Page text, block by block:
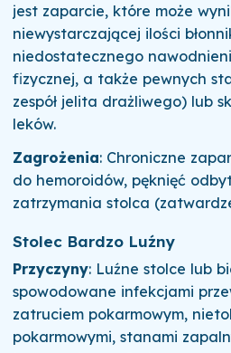
jest zaparcie, które może
niewystarczającej ilości
niedostatecznego
fizycznej, a także pewnych
zespół jelita drażliwego) lub
leków.
Zagrożenia: Chroniczne
do hemoroidów, pęknięć
zatrzymania stolca
Stolec Bardzo Luźny
Przyczyny: Luźne stolce lub
spowodowane infekcjami
zatruciem pokarmowym,
pokarmowymi, stanami